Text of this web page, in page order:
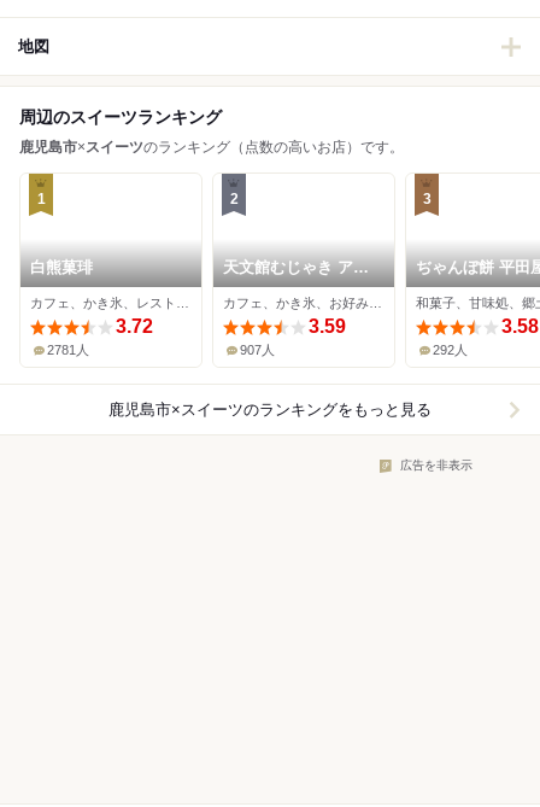
地図
周辺のスイーツランキング
鹿児島市×スイーツのランキング（点数の高いお店）です。
1
白熊菓琲
3.72
2781人
2
天文館むじゃき アミ
ュプラザ店
3.59
907人
3
ぢゃんぼ餅 平田
和菓子、甘味処、郷
3.58
292人
鹿児島市×スイーツのランキングをもっと見る
広告を非表示